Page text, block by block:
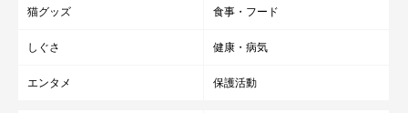
猫グッズ 食事・フード
しぐさ 健康・病気
エンタメ 保護活動